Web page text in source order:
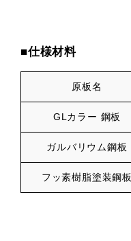
■仕様材料
原板名
GLカラー 鋼板
ガルバリウム鋼板
フッ素樹脂塗装鋼板